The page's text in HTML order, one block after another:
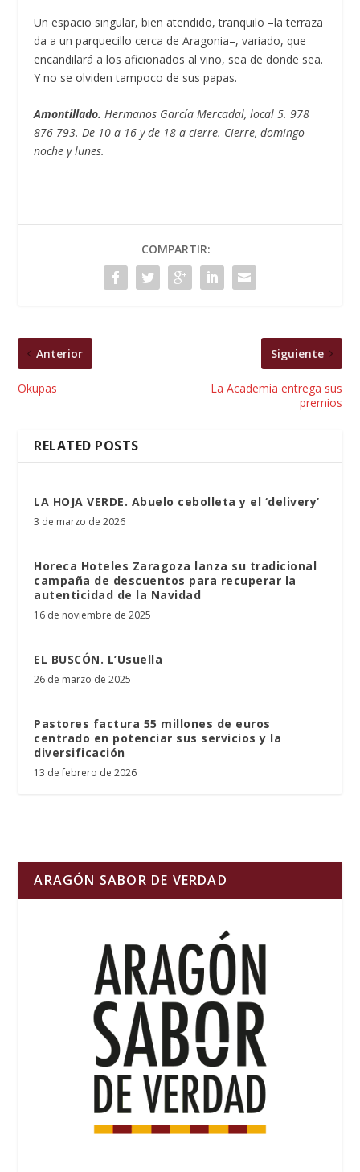
Un espacio singular, bien atendido, tranquilo –la terraza
da a un parquecillo cerca de Aragonia–, variado, que
encandilará a los aficionados al vino, sea de donde sea.
Y no se olviden tampoco de sus papas.
Amontillado.Hermanos García Mercadal, local 5. 978
876 793. De 10 a 16 y de 18 a cierre. Cierre, domingo
noche y lunes.
COMPARTIR:
Anterior
Okupas
Siguiente
La Academia entrega sus
premios
RELATED POSTS
LA HOJA VERDE. Abuelo cebolleta y el ‘delivery’
3 de marzo de 2026
Horeca Hoteles Zaragoza lanza su tradicional
campaña de descuentos para recuperar la
autenticidad de la Navidad
16 de noviembre de 2025
EL BUSCÓN. L’Usuella
26 de marzo de 2025
Pastores factura 55 millones de euros
centrado en potenciar sus servicios y la
diversificación
13 de febrero de 2026
ARAGÓN SABOR DE VERDAD